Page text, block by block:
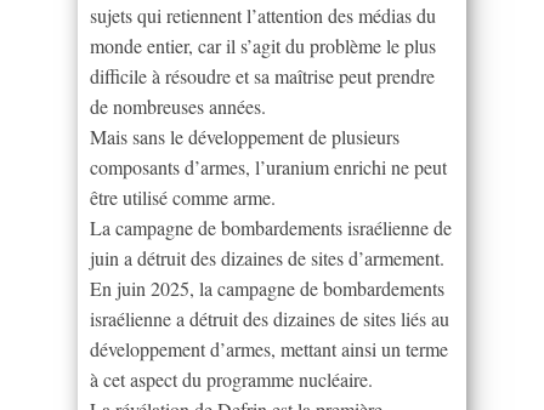
sujets qui retiennent l’attention des médias du
monde entier, car il s’agit du problème le plus
difficile à résoudre et sa maîtrise peut prendre
de nombreuses années.
Mais sans le développement de plusieurs
composants d’armes, l’uranium enrichi ne peut
être utilisé comme arme.
La campagne de bombardements israélienne de
juin a détruit des dizaines de sites d’armement.
En juin 2025, la campagne de bombardements
israélienne a détruit des dizaines de sites liés au
développement d’armes, mettant ainsi un terme
à cet aspect du programme nucléaire.